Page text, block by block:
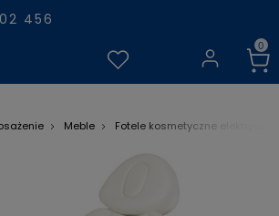
456
Meble Fotele kosmetyczne elektryczne